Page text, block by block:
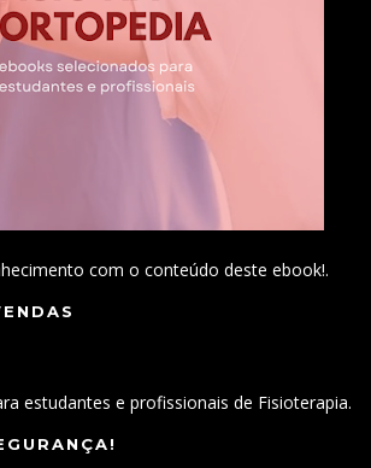
com o conteúdo deste ebook!.
estudantes e profissionais de Fisioterapia.